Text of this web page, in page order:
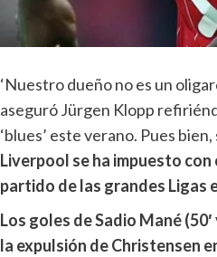
‘Nuestro dueño no es un
aseguró Jürgen Klopp
‘blues’ este verano. Pues
Liverpool se ha impuesto
partido de las grandes Ligas
Los goles de Sadio Mané
la expulsión de Christensen